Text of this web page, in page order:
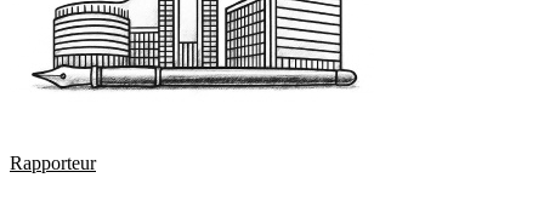
Rapporteur